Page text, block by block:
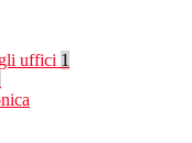
uffici 1